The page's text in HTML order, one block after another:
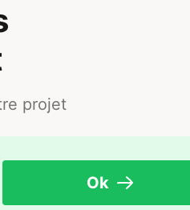
projet
Ok